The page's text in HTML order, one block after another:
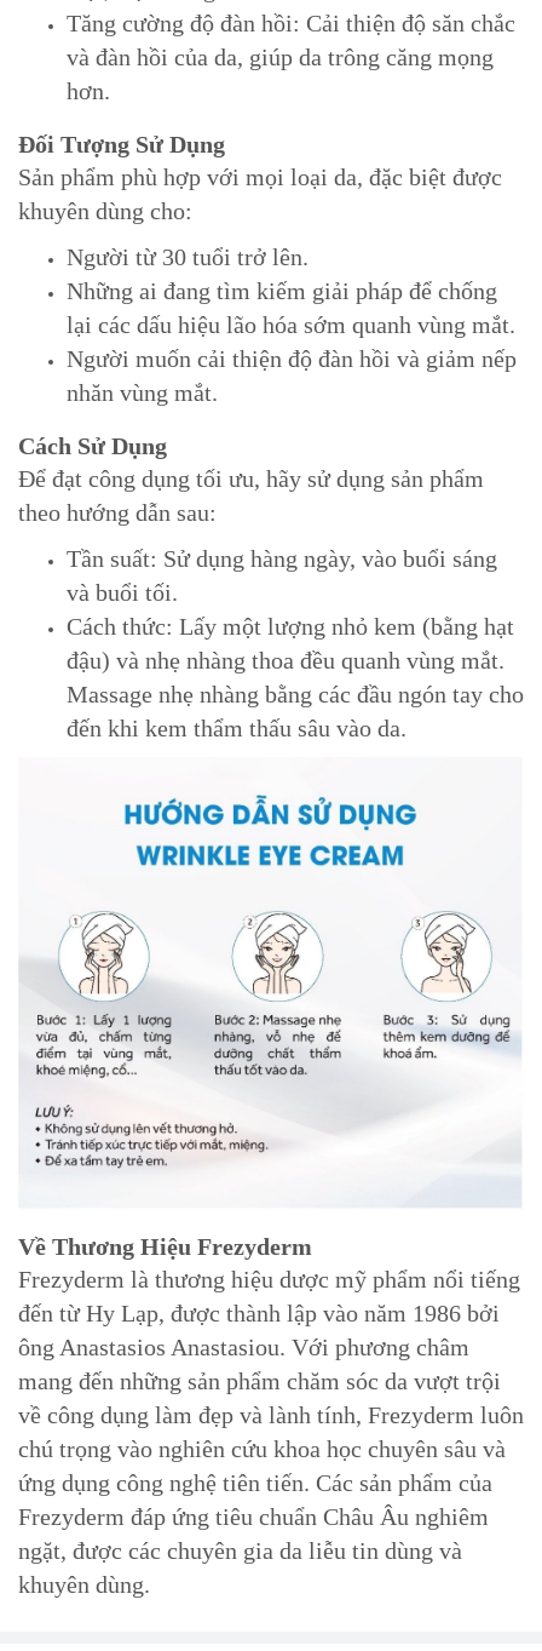
Tăng cường độ đàn hồi: Cải thiện độ săn chắc
và đàn hồi của da, giúp da trông căng mọng
hơn.
Đối Tượng Sử Dụng
Sản phẩm phù hợp với mọi loại da, đặc biệt được
khuyên dùng cho:
Người từ 30 tuổi trở lên.
Những ai đang tìm kiếm giải pháp để chống
lại các dấu hiệu lão hóa sớm quanh vùng mắt.
Người muốn cải thiện độ đàn hồi và giảm nếp
nhăn vùng mắt.
Cách Sử Dụng
Để đạt công dụng tối ưu, hãy sử dụng sản phẩm
theo hướng dẫn sau:
Tần suất: Sử dụng hàng ngày, vào buổi sáng
và buổi tối.
Cách thức: Lấy một lượng nhỏ kem (bằng hạt
đậu) và nhẹ nhàng thoa đều quanh vùng mắt.
Massage nhẹ nhàng bằng các đầu ngón tay cho
đến khi kem thẩm thấu sâu vào da.
Về Thương Hiệu Frezyderm
Frezyderm là thương hiệu dược mỹ phẩm nổi tiếng
đến từ Hy Lạp, được thành lập vào năm 1986 bởi
ông Anastasios Anastasiou. Với phương châm
mang đến những sản phẩm chăm sóc da vượt trội
về công dụng làm đẹp và lành tính, Frezyderm luôn
chú trọng vào nghiên cứu khoa học chuyên sâu và
ứng dụng công nghệ tiên tiến. Các sản phẩm của
Frezyderm đáp ứng tiêu chuẩn Châu Âu nghiêm
ngặt, được các chuyên gia da liễu tin dùng và
khuyên dùng.